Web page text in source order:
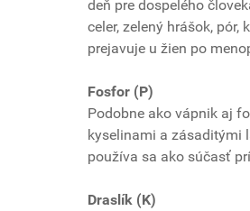
deň pre dospelého
celer, zelený hrášok,
prejavuje u žien po
Fosfor (P)
Podobne ako vápnik aj
kyselinami a zásaditými
používa sa ako súčasť
Draslík (K)